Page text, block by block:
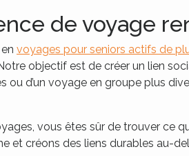
de voyage
voyages pour seniors actifs de
objectif est de créer un lien
ou d’un voyage en groupe plus
vous êtes sûr de trouver ce
et créons des liens durables au-